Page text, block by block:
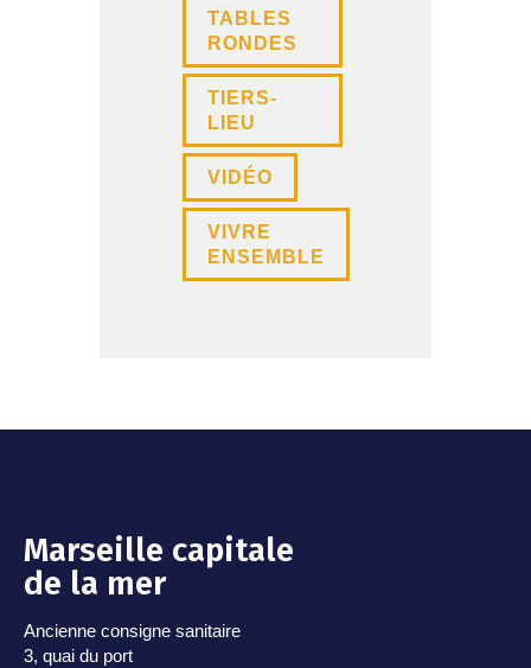
TABLES
RONDES
TIERS-
LIEU
VIDÉO
VIVRE
ENSEMBLE
Marseille capitale
de la mer
Ancienne consigne sanitaire
3, quai du port